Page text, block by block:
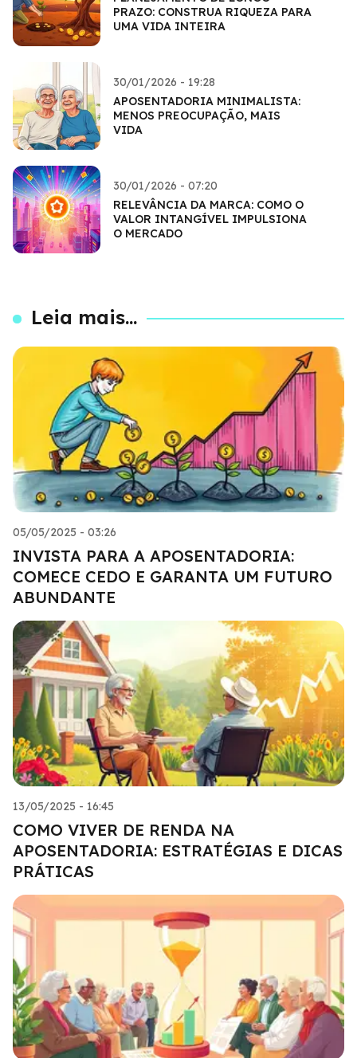
PRAZO: CONSTRUA RIQUEZA PARA
UMA VIDA INTEIRA
30/01/2026 - 19:28
APOSENTADORIA MINIMALISTA:
MENOS PREOCUPAÇÃO, MAIS
VIDA
30/01/2026 - 07:20
RELEVÂNCIA DA MARCA: COMO O
VALOR INTANGÍVEL IMPULSIONA
O MERCADO
Leia mais...
05/05/2025 - 03:26
INVISTA PARA A APOSENTADORIA:
COMECE CEDO E GARANTA UM FUTURO
ABUNDANTE
13/05/2025 - 16:45
COMO VIVER DE RENDA NA
APOSENTADORIA: ESTRATÉGIAS E DICAS
PRÁTICAS